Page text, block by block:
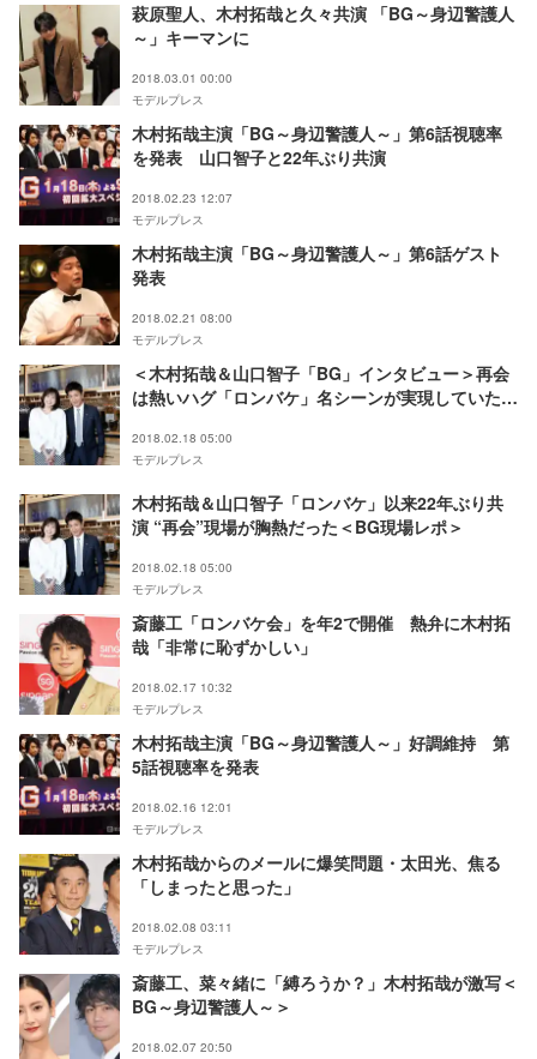
萩原聖人、木村拓哉と久々共演 「BG～身辺警護人
～」キーマンに
2018.03.01 00:00
モデルプレス
木村拓哉主演「BG～身辺警護人～」第6話視聴率
を発表 山口智子と22年ぶり共演
2018.02.23 12:07
モデルプレス
木村拓哉主演「BG～身辺警護人～」第6話ゲスト
発表
2018.02.21 08:00
モデルプレス
＜木村拓哉＆山口智子「BG」インタビュー＞再会
は熱いハグ「ロンバケ」名シーンが実現していた
2018.02.18 05:00
モデルプレス
木村拓哉＆山口智子「ロンバケ」以来22年ぶり共
演 “再会”現場が胸熱だった＜BG現場レポ＞
2018.02.18 05:00
モデルプレス
斎藤工「ロンバケ会」を年2で開催 熱弁に木村拓
哉「非常に恥ずかしい」
2018.02.17 10:32
モデルプレス
木村拓哉主演「BG～身辺警護人～」好調維持 第
5話視聴率を発表
2018.02.16 12:01
モデルプレス
木村拓哉からのメールに爆笑問題・太田光、焦る
「しまったと思った」
2018.02.08 03:11
モデルプレス
斎藤工、菜々緒に「縛ろうか？」木村拓哉が激写＜
BG～身辺警護人～＞
2018.02.07 20:50